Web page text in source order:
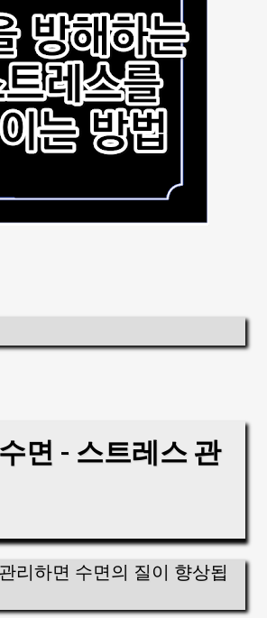
면 - 스트레스 관
리하면 수면의 질이 향상됩